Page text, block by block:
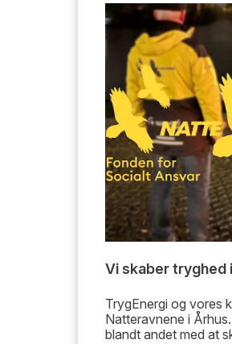
Vi skaber tryghed
TrygEnergi og vores
Natteravnene i
blandt andet med at